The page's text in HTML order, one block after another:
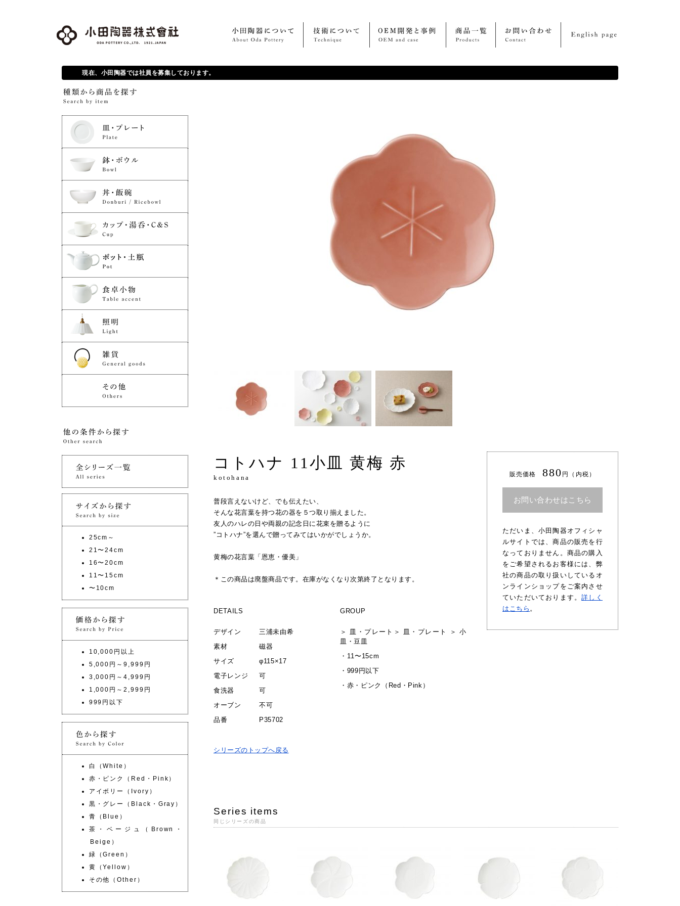
現在、小田陶器では社員を募集しております。
コトハナ 11小皿 黄梅 赤
kotohana
普段言えないけど、でも伝えたい、
そんな花言葉を持つ花の器を５つ取り揃えました。
友人のハレの日や両親の記念日に花束を贈るように
”コトハナ”を選んで贈ってみてはいかがでしょうか。
黄梅の花言葉「恩恵・優美」
＊この商品は廃盤商品です。在庫がなくなり次第終了となります。
DETAILS
デザイン
三浦未由希
素材
磁器
サイズ
φ115×17
電子レンジ
可
食洗器
可
オーブン
不可
品番
P35702
GROUP
＞ 皿・プレート ＞ 皿・プレート ＞小
皿・豆皿
・ 11〜15cm
・ 999円以下
・ 赤・ピンク（Red・Pink）
販売価格 880 円（内税）
お問い合わせはこちら
ただいま、小田陶器オフィシャ
ルサイトでは、商品の販売を行
なっておりません。商品の購入
をご希望されるお客様には、弊
社の商品の取り扱いしているオ
ンラインショップをご案内させ
ていただいております。詳しく
はこちら 。
シリーズのトップへ戻る
Series items
同じシリーズの商品
25cm～
21〜24cm
16〜20cm
11〜15cm
〜10cm
10,000円以上
5,000円～9,999円
3,000円～4,999円
1,000円～2,999円
999円以下
白（White）
赤・ピンク（Red・Pink）
アイボリー（Ivory）
黒・グレー（Black・Gray）
青（Blue）
茶・ベージュ（Brown・
Beige）
緑（Green）
黄（Yellow）
その他（Other）